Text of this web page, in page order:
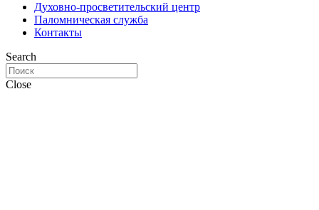
Духовно-просветительский центр
Паломническая служба
Контакты
Search
Close